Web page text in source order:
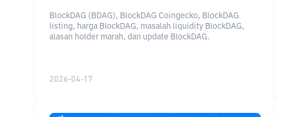
BlockDAG (BDAG), BlockDAG Coingecko, BlockDAG
listing, harga BlockDAG, masalah liquidity BlockDAG,
alasan holder marah, dan update BlockDAG.
2026-04-17